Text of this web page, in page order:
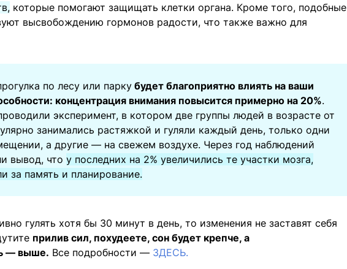
которые помогают защищать клетки органа. Кроме того, подобные
высвобождению гормонов радости, что также важно для
по лесу или парку будет благоприятно влиять на ваши
концентрация внимания повысится примерно на 20%.
эксперимент, в котором две группы людей в возрасте от
занимались растяжкой и гуляли каждый день, только одни
а другие — на свежем воздухе. Через год наблюдений
вывод, что у последних на 2% увеличились те участки мозга,
за память и планирование.
гулять хотя бы 30 минут в день, то изменения не заставят себя
прилив сил, похудеете, сон будет крепче, а
— выше. Все подробности — ЗДЕСЬ.